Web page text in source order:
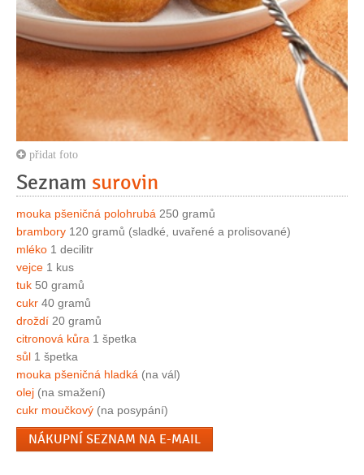
přidat foto
Seznam surovin
mouka pšeničná polohrubá 250 gramů
brambory 120 gramů (sladké, uvařené a prolisované)
mléko 1 decilitr
vejce 1 kus
tuk 50 gramů
cukr 40 gramů
droždí 20 gramů
citronová kůra 1 špetka
sůl 1 špetka
mouka pšeničná hladká (na vál)
olej (na smažení)
cukr moučkový (na posypání)
NÁKUPNÍ SEZNAM NA E-MAIL